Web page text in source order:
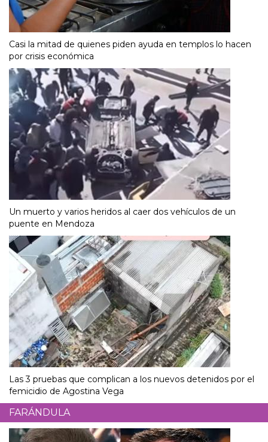
Casi la mitad de quienes piden ayuda en templos lo hacen
por crisis económica
Un muerto y varios heridos al caer dos vehículos de un
puente en Mendoza
Las 3 pruebas que complican a los nuevos detenidos por el
femicidio de Agostina Vega
FARÁNDULA